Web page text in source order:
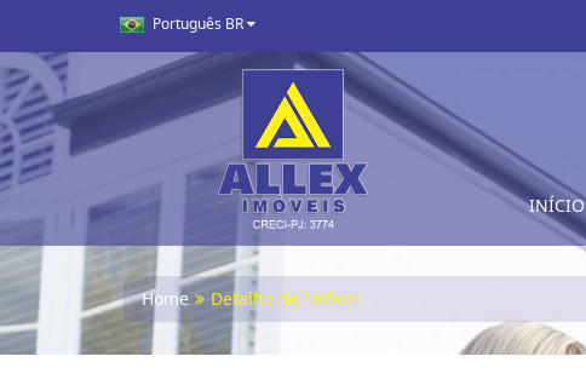
Português BR
INÍCIO
Home Detalhe do Imóvel